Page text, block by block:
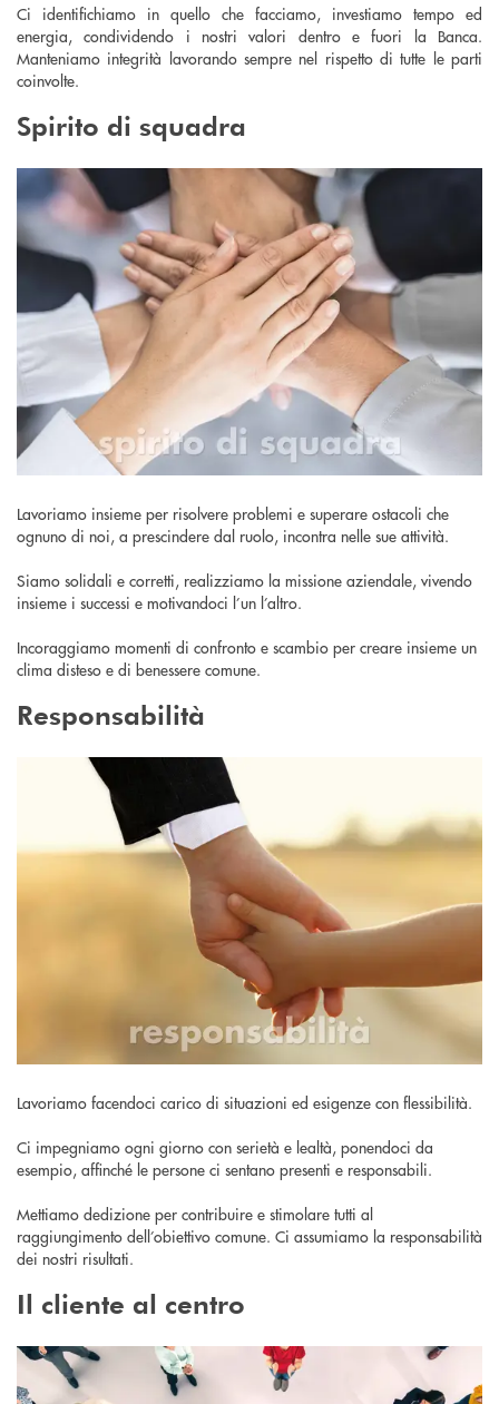
Ci identifichiamo in quello che facciamo, investiamo tempo ed
energia, condividendo i nostri valori dentro e fuori la Banca.
Manteniamo integrità lavorando sempre nel rispetto di tutte le parti
coinvolte.
Spirito di squadra
Lavoriamo insieme per risolvere problemi e superare ostacoli che
ognuno di noi, a prescindere dal ruolo, incontra nelle sue attività.
Siamo solidali e corretti, realizziamo la missione aziendale, vivendo
insieme i successi e motivandoci l’un l’altro.
Incoraggiamo momenti di confronto e scambio per creare insieme un
clima disteso e di benessere comune.
Responsabilità
Lavoriamo facendoci carico di situazioni ed esigenze con flessibilità.
Ci impegniamo ogni giorno con serietà e lealtà, ponendoci da
esempio, affinché le persone ci sentano presenti e responsabili.
Mettiamo dedizione per contribuire e stimolare tutti al
raggiungimento dell’obiettivo comune. Ci assumiamo la responsabilità
dei nostri risultati.
Il cliente al centro